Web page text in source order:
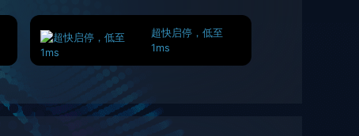
超快启停，低至
1ms